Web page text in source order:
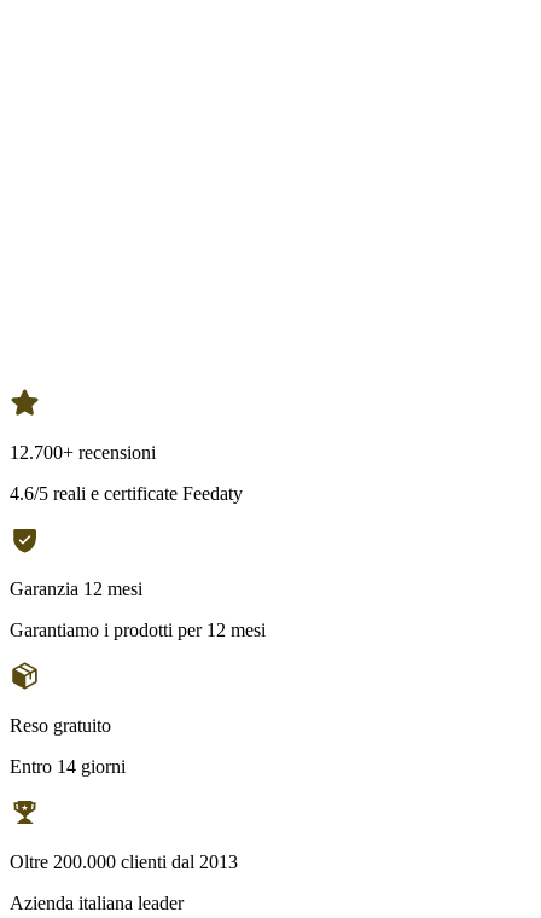
12.700+ recensioni
4.6/5 reali e certificate Feedaty
Garanzia 12 mesi
Garantiamo i prodotti per 12 mesi
Reso gratuito
Entro 14 giorni
Oltre 200.000 clienti dal 2013
Azienda italiana leader